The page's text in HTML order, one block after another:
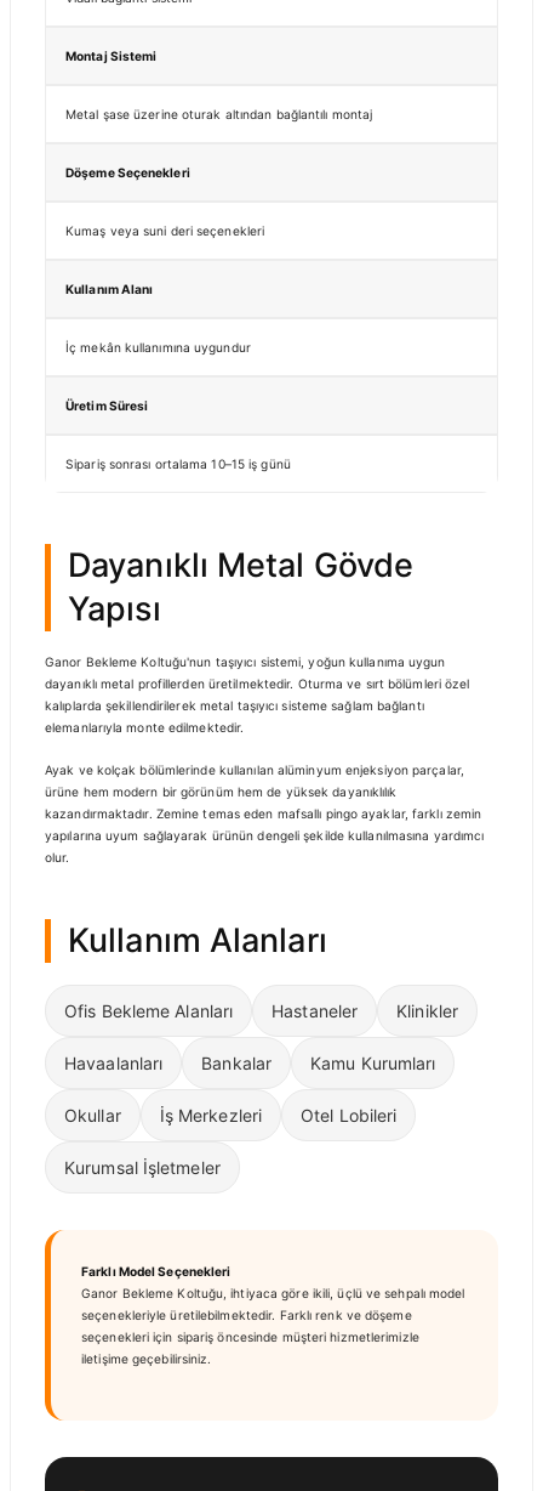
Montaj Sistemi
Metal şase üzerine oturak altından bağlantılı montaj
Döşeme Seçenekleri
Kumaş veya suni deri seçenekleri
Kullanım Alanı
İç mekân kullanımına uygundur
Üretim Süresi
Sipariş sonrası ortalama 10–15 iş günü
Dayanıklı Metal Gövde
Yapısı
Ganor Bekleme Koltuğu'nun taşıyıcı sistemi, yoğun kullanıma uygun
dayanıklı metal profillerden üretilmektedir. Oturma ve sırt bölümleri özel
kalıplarda şekillendirilerek metal taşıyıcı sisteme sağlam bağlantı
elemanlarıyla monte edilmektedir.
Ayak ve kolçak bölümlerinde kullanılan alüminyum enjeksiyon parçalar,
ürüne hem modern bir görünüm hem de yüksek dayanıklılık
kazandırmaktadır. Zemine temas eden mafsallı pingo ayaklar, farklı zemin
yapılarına uyum sağlayarak ürünün dengeli şekilde kullanılmasına yardımcı
olur.
Kullanım Alanları
Ofis Bekleme Alanları Hastaneler Klinikler
Havaalanları Bankalar Kamu Kurumları
Okullar İş Merkezleri Otel Lobileri
Kurumsal İşletmeler
Farklı Model Seçenekleri
Ganor Bekleme Koltuğu, ihtiyaca göre ikili, üçlü ve sehpalı model
seçenekleriyle üretilebilmektedir. Farklı renk ve döşeme
seçenekleri için sipariş öncesinde müşteri hizmetlerimizle
iletişime geçebilirsiniz.